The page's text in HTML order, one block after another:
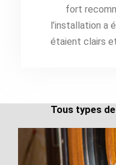
fort
l’installation a
étaient clairs
Tous types